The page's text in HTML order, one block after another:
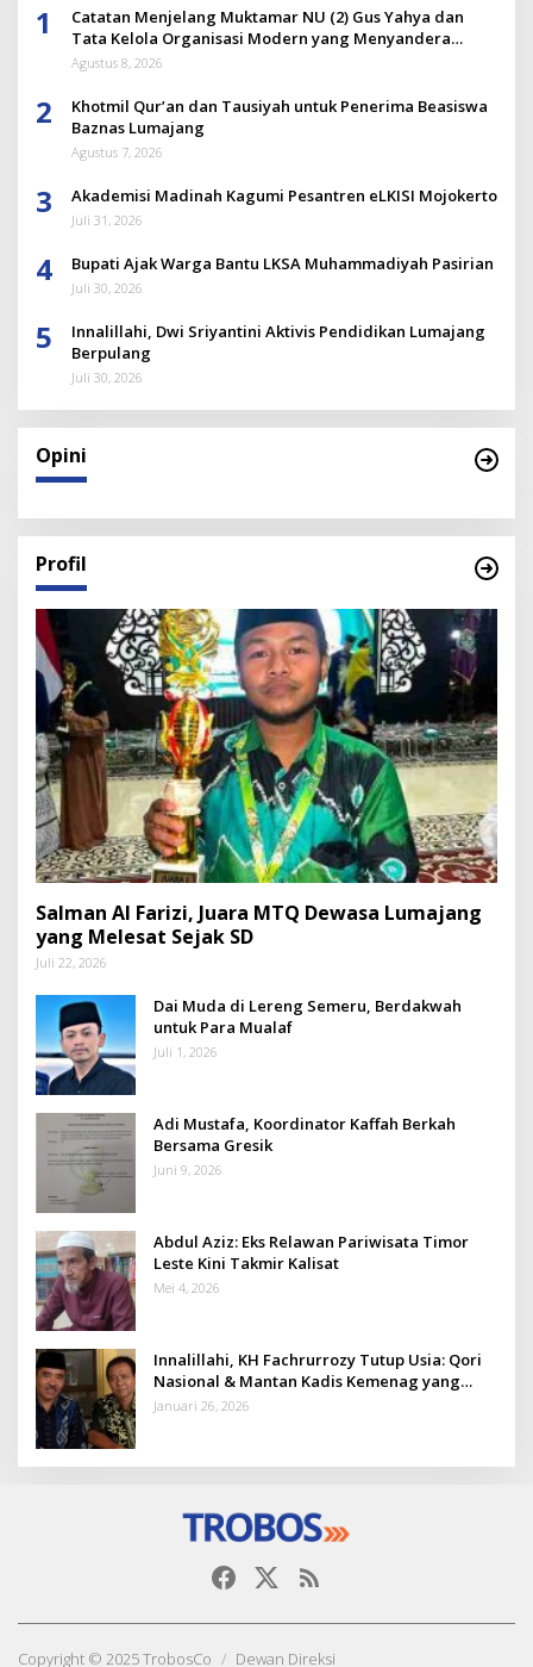
1
Catatan Menjelang Muktamar NU (2) Gus Yahya dan
Tata Kelola Organisasi Modern yang Menyandera
Dirinya
Agustus 8, 2026
2
Khotmil Qur’an dan Tausiyah untuk Penerima Beasiswa
Baznas Lumajang
Agustus 7, 2026
3 Akademisi Madinah Kagumi Pesantren eLKISI Mojokerto
Juli 31, 2026
4 Bupati Ajak Warga Bantu LKSA Muhammadiyah Pasirian
Juli 30, 2026
5
Innalillahi, Dwi Sriyantini Aktivis Pendidikan Lumajang
Berpulang
Juli 30, 2026
Opini
Profil
Salman Al Farizi, Juara MTQ Dewasa Lumajang
yang Melesat Sejak SD
Juli 22, 2026
Dai Muda di Lereng Semeru, Berdakwah
untuk Para Mualaf
Juli 1, 2026
Adi Mustafa, Koordinator Kaffah Berkah
Bersama Gresik
Juni 9, 2026
Abdul Aziz: Eks Relawan Pariwisata Timor
Leste Kini Takmir Kalisat
Mei 4, 2026
Innalillahi, KH Fachrurrozy Tutup Usia: Qori
Nasional & Mantan Kadis Kemenag yang
Penuh Teladan
Januari 26, 2026
Copyright © 2025 TrobosCo Dewan Direksi